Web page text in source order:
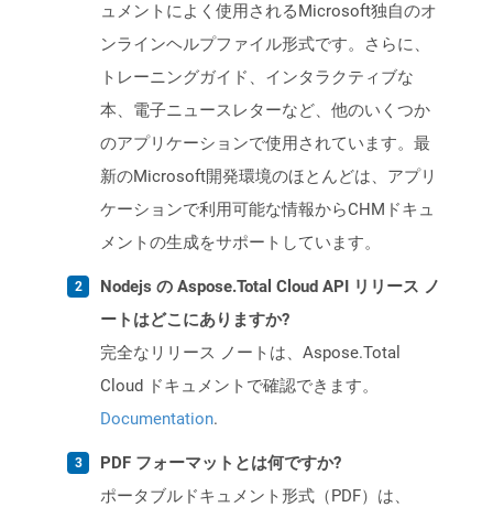
ュメントによく使用されるMicrosoft独自のオ
ンラインヘルプファイル形式です。さらに、
トレーニングガイド、インタラクティブな
本、電子ニュースレターなど、他のいくつか
のアプリケーションで使用されています。最
新のMicrosoft開発環境のほとんどは、アプリ
ケーションで利用可能な情報からCHMドキュ
メントの生成をサポートしています。
Nodejs の Aspose.Total Cloud API リリース ノ
ートはどこにありますか?
完全なリリース ノートは、Aspose.Total
Cloud ドキュメントで確認できます。
Documentation.
PDF フォーマットとは何ですか?
ポータブルドキュメント形式（PDF）は、